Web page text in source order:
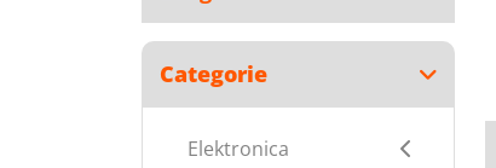
Categorie
Elektronica